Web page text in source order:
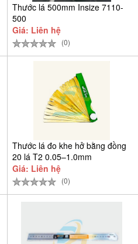
Thước lá 500mm Insize 7110-
500
Giá: Liên hệ
(0)
Thước lá đo khe hở bằng đồng
20 lá T2 0.05–1.0mm
Giá: Liên hệ
(0)